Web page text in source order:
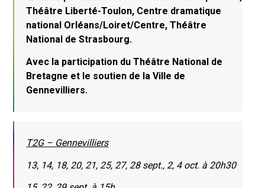
Théâtre Liberté-Toulon, Centre dramatique
national Orléans/Loiret/Centre, Théâtre
National de Strasbourg.
Avec la participation du Théâtre National de
Bretagne et le soutien de la Ville de
Gennevilliers.
T2G – Gennevilliers
13, 14, 18, 20, 21, 25, 27, 28 sept., 2, 4 oct. à 20h30